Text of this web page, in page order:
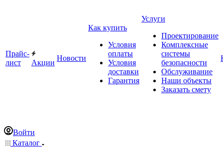
Прайс-
лист
Акции
Новости
Как купить
Условия
оплаты
Условия
доставки
Гарантия
Услуги
Проектирование
Комплексные
системы
безопасности
Обслуживание
Наши объекты
Заказать смету
Войти
Каталог